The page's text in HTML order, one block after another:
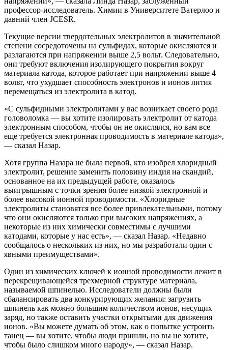
профессор-исследователь. Химии в Университете Ватерлоо и
давний член JCESR.
Текущие версии твердотельных электролитов в значительной
степени сосредоточены на сульфидах, которые окисляются и
разлагаются при напряжении выше 2,5 вольт. Следовательно,
они требуют включения изолирующего покрытия вокруг
материала катода, которое работает при напряжении выше 4
вольт, что ухудшает способность электронов и ионов лития
перемещаться из электролита в катод.
«С сульфидными электролитами у вас возникает своего рода
головоломка — вы хотите изолировать электролит от катода
электронным способом, чтобы он не окислялся, но вам все
еще требуется электронная проводимость в материале катода»,
— сказал Назар.
Хотя группа Назара не была первой, кто изобрел хлоридный
электролит, решение заменить половину индия на скандий,
основанное на их предыдущей работе, оказалось
выигрышным с точки зрения более низкой электронной и
более высокой ионной проводимости. «Хлоридные
электролиты становятся все более привлекательными, потому
что они окисляются только при высоких напряжениях, а
некоторые из них химически совместимы с лучшими
катодами, которые у нас есть», — сказал Назар. «Недавно
сообщалось о нескольких из них, но мы разработали один с
явными преимуществами».
Один из химических ключей к ионной проводимости лежит в
перекрещивающейся трехмерной структуре материала,
называемой шпинелью. Исследователи должны были
сбалансировать два конкурирующих желания: загрузить
шпинель как можно большим количеством ионов, несущих
заряд, но также оставить участки открытыми для движения
ионов. «Вы можете думать об этом, как о попытке устроить
танец — вы хотите, чтобы люди пришли, но вы не хотите,
чтобы было слишком много народу», — сказал Назар.